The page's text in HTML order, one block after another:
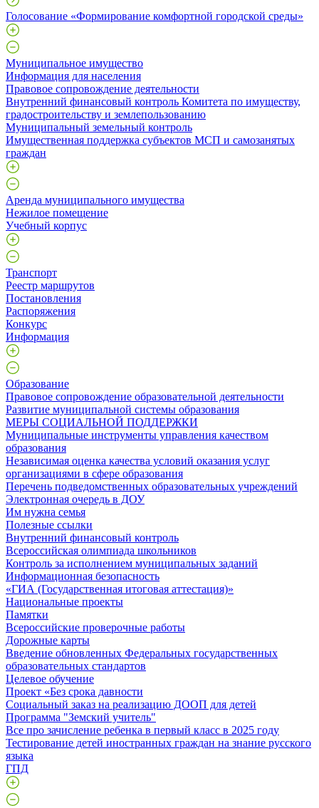
Голосование «Формирование комфортной городской среды»
Муниципальное имущество
Информация для населения
Правовое сопровождение деятельности
Внутренний финансовый контроль Комитета по имуществу,
градостроительству и землепользованию
Муниципальный земельный контроль
Имущественная поддержка субъектов МСП и самозанятых
граждан
Аренда муниципального имущества
Нежилое помещение
Учебный корпус
Транспорт
Реестр маршрутов
Постановления
Распоряжения
Конкурс
Информация
Образование
Правовое сопровождение образовательной деятельности
Развитие муниципальной системы образования
МЕРЫ СОЦИАЛЬНОЙ ПОДДЕРЖКИ
Муниципальные инструменты управления качеством
образования
Независимая оценка качества условий оказания услуг
организациями в сфере образования
Перечень подведомственных образовательных учреждений
Электронная очередь в ДОУ
Им нужна семья
Полезные ссылки
Внутренний финансовый контроль
Всероссийская олимпиада школьников
Контроль за исполнением муниципальных заданий
Информационная безопасность
«ГИА (Государственная итоговая аттестация)»
Национальные проекты
Памятки
Всероссийские проверочные работы
Дорожные карты
Введение обновленных Федеральных государственных
образовательных стандартов
Целевое обучение
Проект «Без срока давности
Социальный заказ на реализацию ДООП для детей
Программа "Земский учитель"
Все про зачисление ребенка в первый класс в 2025 году
Тестирование детей иностранных граждан на знание русского
языка
ГПД